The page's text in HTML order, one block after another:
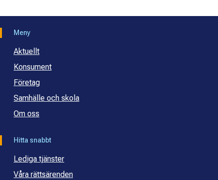
Meny
Aktuellt
Konsument
Företag
Samhälle och skola
Om oss
Hitta snabbt
Lediga tjänster
Våra rättsärenden